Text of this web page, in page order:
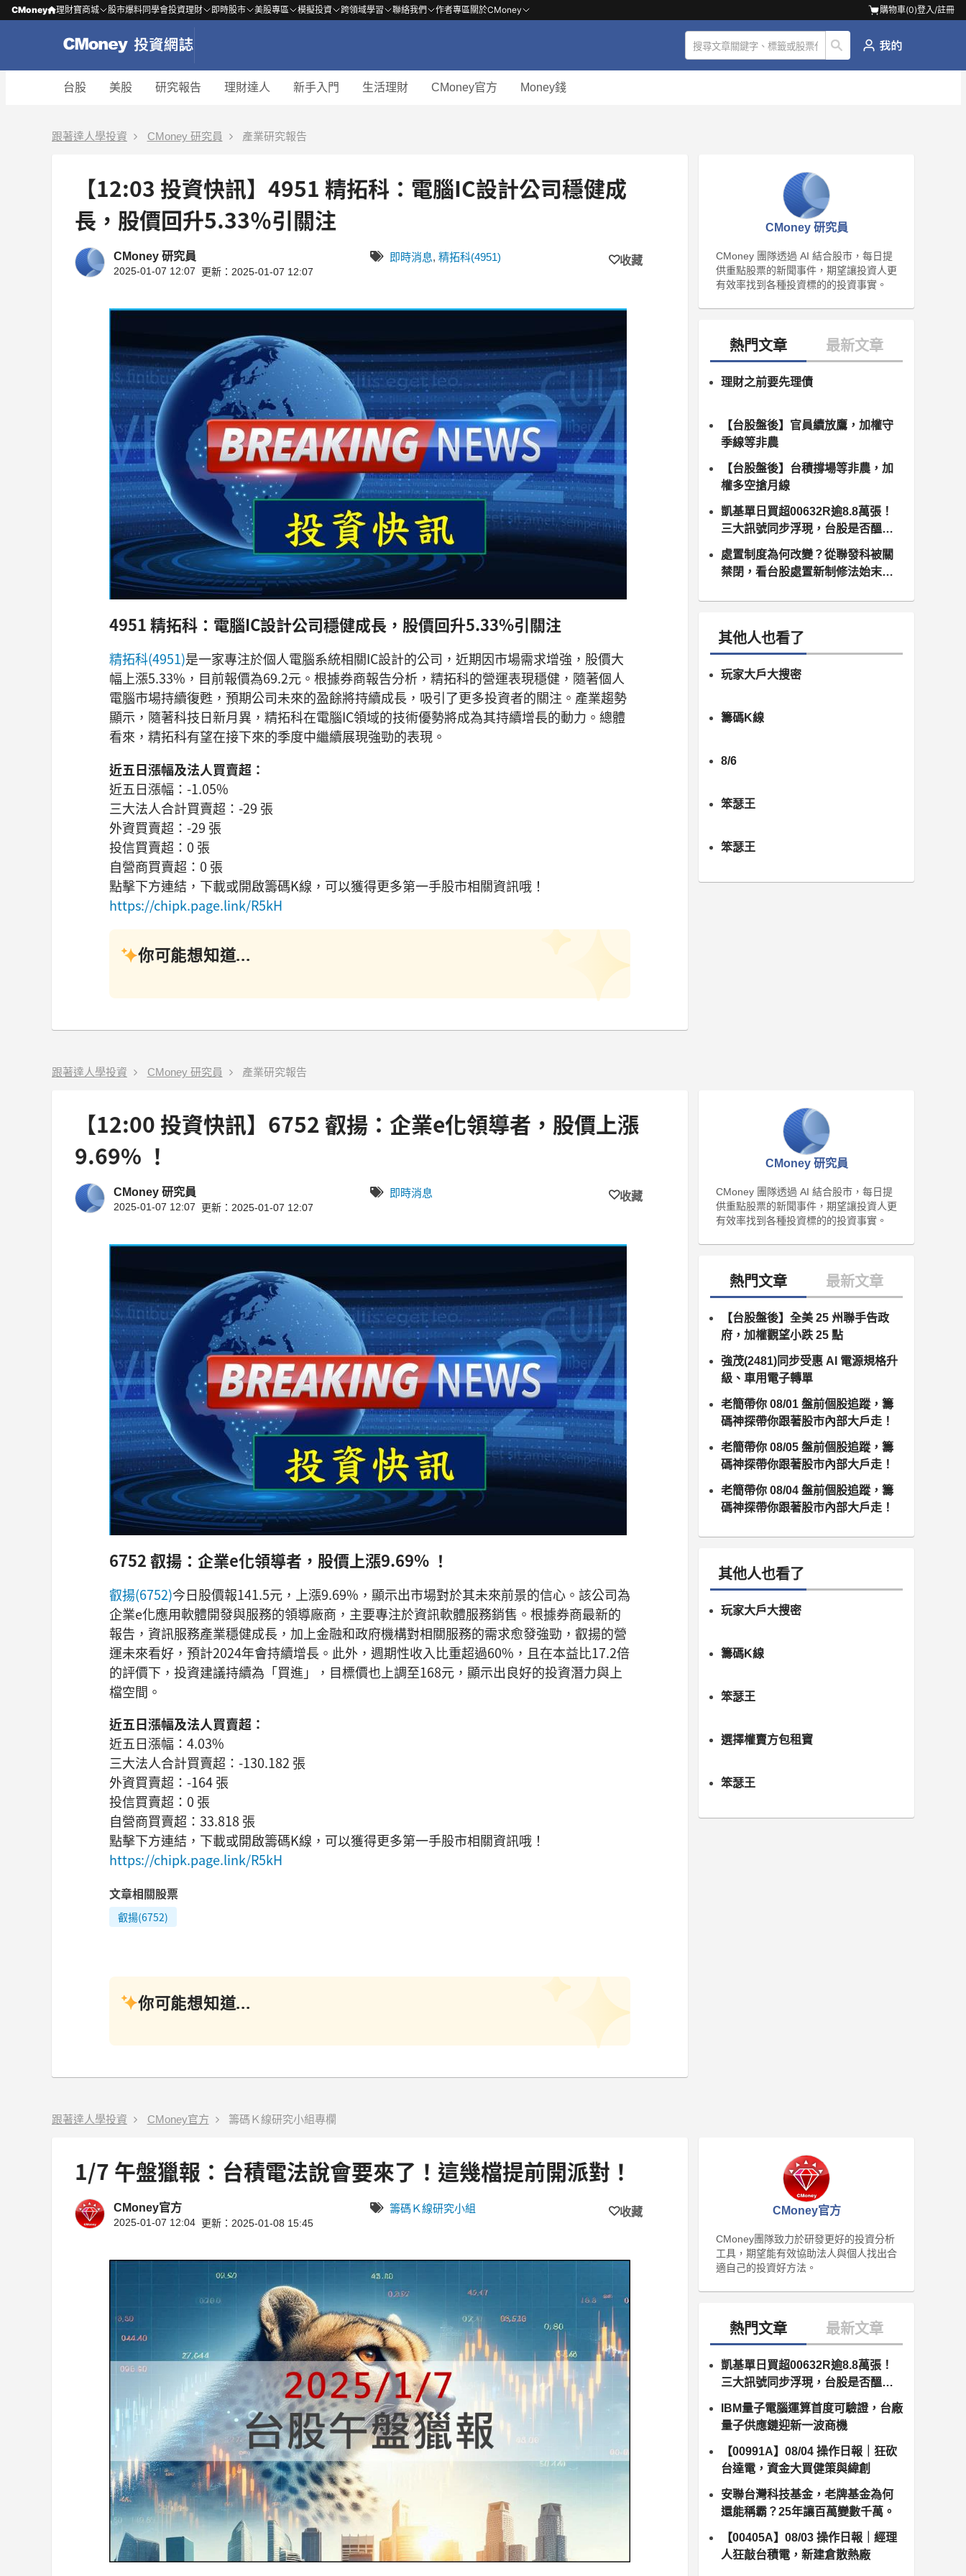
CMoney 理財寶商城 股市爆料同學會投資理財 即時股市 美股專區 模擬投資 跨領域學習 聯絡我們 作者專區關於CMoney 購物車(0)登入/註冊
台股 美股 研究報告 理財達人 新手入門 生活理財 CMoney官方 Money錢
跟著達人學投資 CMoney 研究員 產業研究報告
【12:03 投資快訊】4951 精拓科：電腦IC設計公司穩健成
長，股價回升5.33％引關注
CMoney 研究員
2025-01-07 12:07 更新：2025-01-07 12:07
即時消息, 精拓科(4951) 收藏
4951 精拓科：電腦IC設計公司穩健成長，股價回升5.33%引關注
精拓科(4951)是一家專注於個人電腦系統相關IC設計的公司，近期因市場需求增強，股價大
幅上漲5.33%，目前報價為69.2元。根據券商報告分析，精拓科的營運表現穩健，隨著個人
電腦市場持續復甦，預期公司未來的盈餘將持續成長，吸引了更多投資者的關注。產業趨勢
顯示，隨著科技日新月異，精拓科在電腦IC領域的技術優勢將成為其持續增長的動力。總體
看來，精拓科有望在接下來的季度中繼續展現強勁的表現。
近五日漲幅及法人買賣超：
近五日漲幅：-1.05%
三大法人合計買賣超：-29 張
外資買賣超：-29 張
投信買賣超：0 張
自營商買賣超：0 張
點擊下方連結，下載或開啟籌碼K線，可以獲得更多第一手股市相關資訊哦！
https://chipk.page.link/R5kH
你可能想知道...
CMoney 研究員
CMoney 團隊透過 AI 結合股市，每日提
供重點股票的新聞事件，期望讓投資人更
有效率找到各種投資標的的投資事實。
理財之前要先理債
【台股盤後】官員續放鷹，加權守
季線等非農
【台股盤後】台積撐場等非農，加
權多空搶月線
凱基單日買超00632R逾8.8萬張！
三大訊號同步浮現，台股是否醞釀
變盤？
處置制度為何改變？從聯發科被關
禁閉，看台股處置新制修法始末（8
其他人也看了
玩家大戶大搜密
籌碼K線
8/6
笨瑟王
笨瑟王
跟著達人學投資 CMoney 研究員 產業研究報告
【12:00 投資快訊】6752 叡揚：企業e化領導者，股價上漲
9.69% ！
CMoney 研究員
2025-01-07 12:07 更新：2025-01-07 12:07
即時消息 收藏
6752 叡揚：企業e化領導者，股價上漲9.69% ！
叡揚(6752)今日股價報141.5元，上漲9.69%，顯示出市場對於其未來前景的信心。該公司為
企業e化應用軟體開發與服務的領導廠商，主要專注於資訊軟體服務銷售。根據券商最新的
報告，資訊服務產業穩健成長，加上金融和政府機構對相關服務的需求愈發強勁，叡揚的營
運未來看好，預計2024年會持續增長。此外，週期性收入比重超過60%，且在本益比17.2倍
的評價下，投資建議持續為「買進」，目標價也上調至168元，顯示出良好的投資潛力與上
檔空間。
近五日漲幅及法人買賣超：
近五日漲幅：4.03%
三大法人合計買賣超：-130.182 張
外資買賣超：-164 張
投信買賣超：0 張
自營商買賣超：33.818 張
點擊下方連結，下載或開啟籌碼K線，可以獲得更多第一手股市相關資訊哦！
https://chipk.page.link/R5kH
文章相關股票
叡揚(6752)
你可能想知道...
CMoney 研究員
CMoney 團隊透過 AI 結合股市，每日提
供重點股票的新聞事件，期望讓投資人更
有效率找到各種投資標的的投資事實。
【台股盤後】全美 25 州聯手告政
府，加權觀望小跌 25 點
強茂(2481)同步受惠 AI 電源規格升
級、車用電子轉單
老簡帶你 08/01 盤前個股追蹤，籌
碼神探帶你跟著股市內部大戶走！
老簡帶你 08/05 盤前個股追蹤，籌
碼神探帶你跟著股市內部大戶走！
老簡帶你 08/04 盤前個股追蹤，籌
碼神探帶你跟著股市內部大戶走！
其他人也看了
玩家大戶大搜密
籌碼K線
笨瑟王
選擇權賣方包租寶
笨瑟王
跟著達人學投資 CMoney官方 籌碼Ｋ線研究小組專欄
1/7 午盤獵報：台積電法說會要來了！這幾檔提前開派對！
CMoney官方
2025-01-07 12:04 更新：2025-01-08 15:45
籌碼Ｋ線研究小組 收藏 CMoney官方
CMoney團隊致力於研發更好的投資分析
工具，期望能有效協助法人與個人找出合
適自己的投資好方法。
凱基單日買超00632R逾8.8萬張！
三大訊號同步浮現，台股是否醞釀
變盤？
IBM量子電腦運算首度可驗證，台廠
量子供應鏈迎新一波商機
【00991A】08/04 操作日報｜狂砍
台達電，資金大買健策與緯創
安聯台灣科技基金，老牌基金為何
還能稱霸？25年讓百萬變數千萬。
【00405A】08/03 操作日報｜經理
人狂敲台積電，新建倉散熱廠